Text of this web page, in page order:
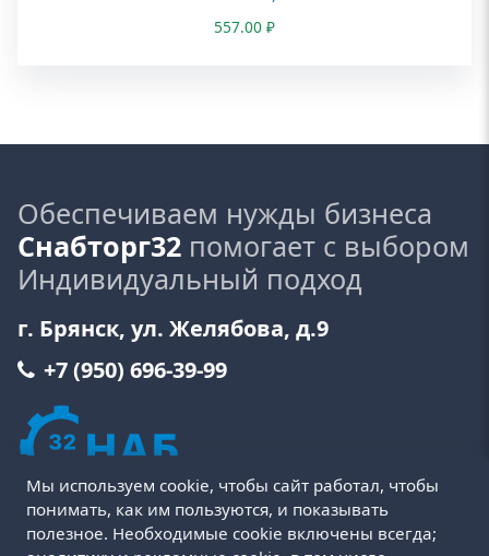
557.00 ₽
Обеспечиваем нужды бизнеса
Снабторг32 помогает с выбором
Индивидуальный подход
г. Брянск, ул. Желябова, д.9
+7 (950) 696-39-99
Мы используем cookie, чтобы сайт работал, чтобы
понимать, как им пользуются, и показывать
полезное. Необходимые cookie включены всегда;